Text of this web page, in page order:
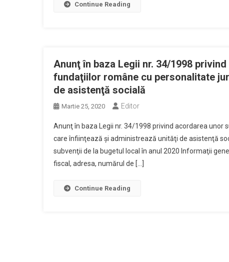
Continue Reading
Anunţ în baza Legii nr. 34/1998
fundaţiilor române cu personalitate
de asistenţă socială
Martie 25, 2020 Editor
Anunţ în baza Legii nr. 34/1998 privind acordarea
care înfiinţează şi administrează unităţi de asistenţă
subvenţii de la bugetul local în anul 2020 Informaţii
fiscal, adresa, numărul de […]
Continue Reading